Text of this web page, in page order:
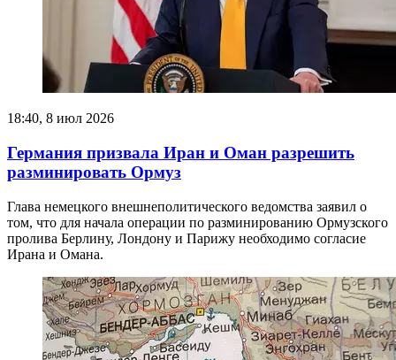
18:40, 8 июл 2026
Германия призвала Иран и Оман разрешить
разминировать Ормуз
Глава немецкого внешнеполитического ведомства заявил о
том, что для начала операции по разминированию Ормузского
пролива Берлину, Лондону и Парижу необходимо согласие
Ирана и Омана.